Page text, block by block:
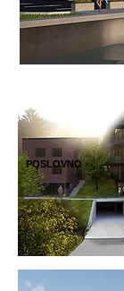
POSLOVNO